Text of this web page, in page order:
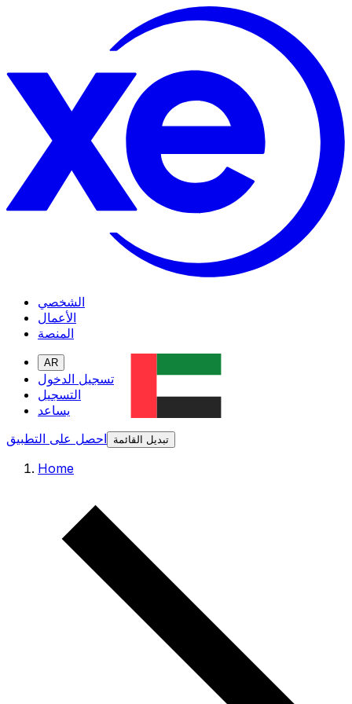
الشخصي
الأعمال
المنصة
AR
تسجيل الدخول
التسجيل
يساعد
احصل على التطبيق
تبديل القائمة
Home